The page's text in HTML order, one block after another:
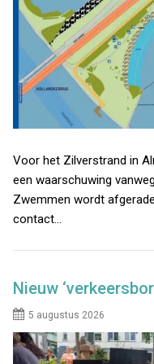
Voor het Zilverstrand in
een waarschuwing
Zwemmen wordt
contact…
Nieuw
5 augustus 2026